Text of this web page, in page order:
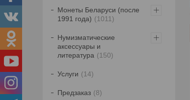
Монеты Беларуси (после
1991 года)
1011
Нумизматические
аксессуары и
литература
150
Услуги 14
Предзаказ 8